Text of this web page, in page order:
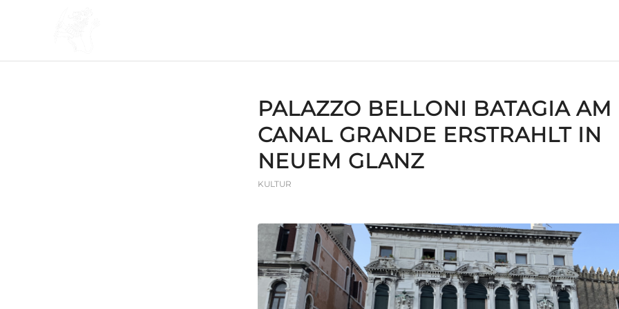
PALAZZO BELLONI BATAGIA AM
CANAL GRANDE ERSTRAHLT IN
NEUEM GLANZ
KULTUR